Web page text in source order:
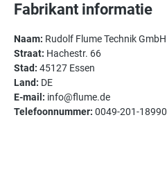
Fabrikant informatie
Naam: Rudolf Flume Technik GmbH
Straat: Hachestr. 66
Stad: 45127 Essen
Land: DE
E-mail: info@flume.de
Telefoonnummer: 0049-201-18990